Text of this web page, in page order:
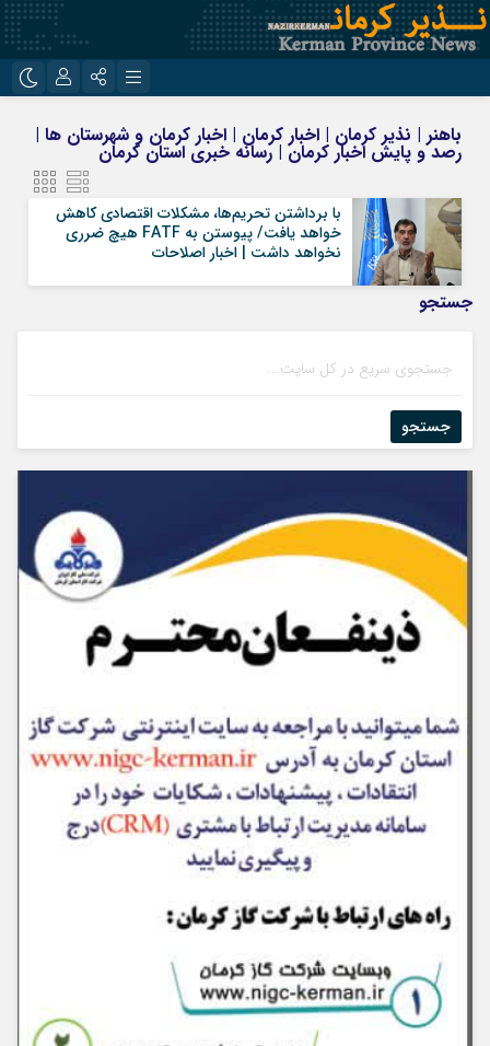
روبیکا
ایتا
رمز عبور
مرا به خاطر بسپار
باهنر | نذیر کرمان | اخبار کرمان | اخبار کرمان و شهرستان ها |
رصد و پایش اخبار کرمان | رسانه خبری استان کرمان
با برداشتن تحریم‌ها، مشکلات اقتصادی کاهش
خواهد یافت/ پیوستن به FATF هیچ ضرری
نخواهد داشت | اخبار اصلاحات
جستجو
جستجو